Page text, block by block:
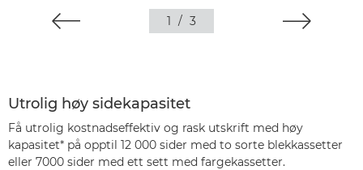
1 / 3
Utrolig høy sidekapasitet
Få utrolig kostnadseffektiv og rask utskrift med høy
kapasitet* på opptil 12 000 sider med to sorte blekkassetter
eller 7000 sider med ett sett med fargekassetter.